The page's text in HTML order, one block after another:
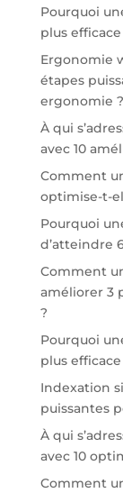
Pourquoi
plus
Ergonomie
étapes
ergonomie ?
À qui
avec 10
Comment
optimise-t-
Pourquoi
d’atteindre
Comment
améliorer 3
?
Pourquoi
plus
Indexation
puissantes
À qui
avec 10
Comment